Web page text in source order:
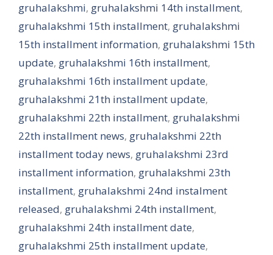
gruhalakshmi, gruhalakshmi 14th installment,
gruhalakshmi 15th installment, gruhalakshmi
15th installment information, gruhalakshmi 15th
update, gruhalakshmi 16th installment,
gruhalakshmi 16th installment update,
gruhalakshmi 21th installment update,
gruhalakshmi 22th installment, gruhalakshmi
22th installment news, gruhalakshmi 22th
installment today news, gruhalakshmi 23rd
installment information, gruhalakshmi 23th
installment, gruhalakshmi 24nd instalment
released, gruhalakshmi 24th installment,
gruhalakshmi 24th installment date,
gruhalakshmi 25th installment update,